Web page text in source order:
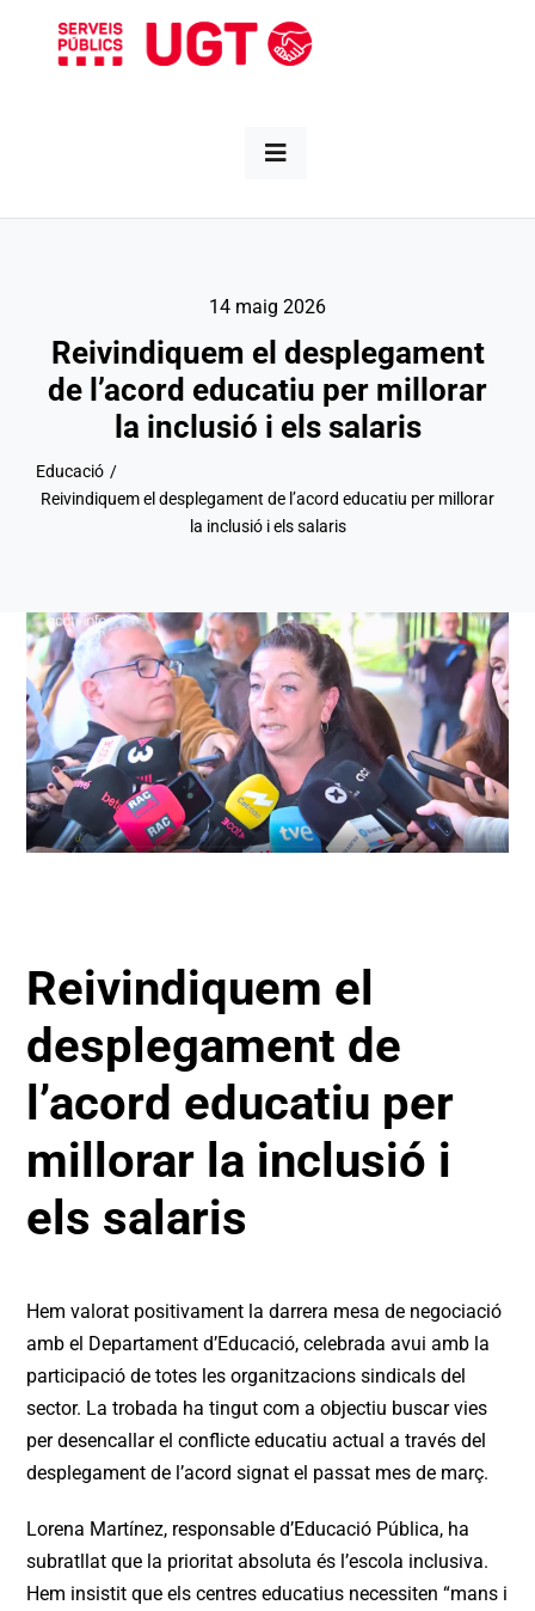
Toggle
Informa’t
Sectors
Forma’t
Àrees
Contacte
Afilia’t
14 maig 2026
Reivindiquem el desplegament
de l’acord educatiu per millorar
la inclusió i els salaris
Educació
Reivindiquem el desplegament de l’acord educatiu per millorar
la inclusió i els salaris
Reivindiquem el
desplegament de
l’acord educatiu per
millorar la inclusió i
els salaris
Hem valorat positivament la darrera mesa de negociació
amb el Departament d’Educació, celebrada avui amb la
participació de totes les organitzacions sindicals del
sector. La trobada ha tingut com a objectiu buscar vies
per desencallar el conflicte educatiu actual a través del
desplegament de l’acord signat el passat mes de març.
Lorena Martínez, responsable d’Educació Pública, ha
subratllat que la prioritat absoluta és l’escola inclusiva.
Hem insistit que els centres educatius necessiten “mans i